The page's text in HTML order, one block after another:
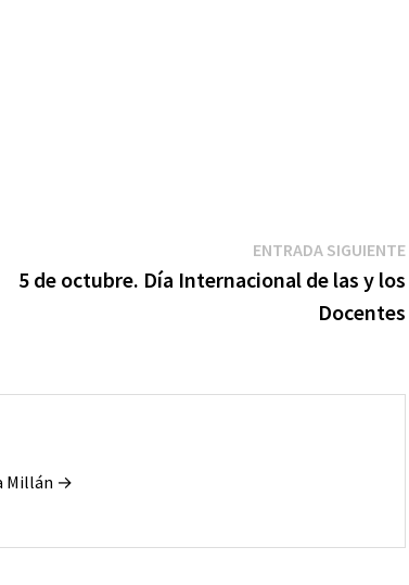
ENTRADA SIGUIENTE
5 de octubre. Día Internacional de las y los
Docentes
Millán →